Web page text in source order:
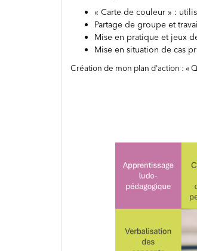
« Carte de couleur » :
Partage de groupe et
Mise en pratique et jeux
Mise en situation de cas
Création de mon plan d'action : «